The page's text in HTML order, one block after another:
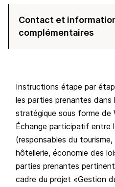
Contact et
complémentaires
Instructions étape par
les parties prenantes dans
stratégique sous forme de
Échange participatif entre
(responsables du
hôtellerie, économie des
parties prenantes
cadre du projet «Gestion